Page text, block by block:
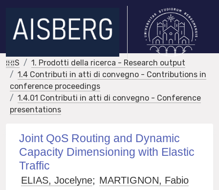
IRIS
1. Prodotti della ricerca - Research output
1.4 Contributi in atti di convegno - Contributions in
conference proceedings
1.4.01 Contributi in atti di convegno - Conference
presentations
Joint QoS Routing and Dynamic
Capacity Dimensioning with Elastic
Traffic
ELIAS, Jocelyne; MARTIGNON, Fabio